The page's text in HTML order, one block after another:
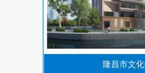
隆昌市文